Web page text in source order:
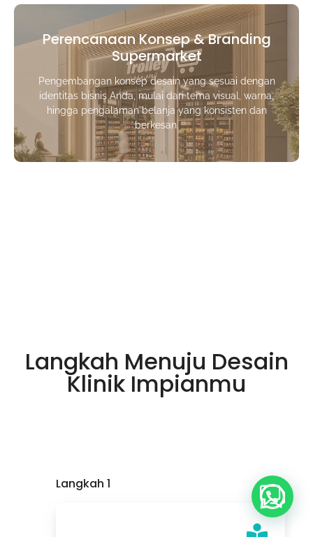
Perencanaan Konsep & Branding
Supermarket
Pengembangan konsep desain yang sesuai dengan
identitas bisnis Anda, mulai dari tema visual, warna,
hingga pengalaman belanja yang konsisten dan
berkesan.
Langkah Menuju Desain
Klinik Impianmu
Langkah 1